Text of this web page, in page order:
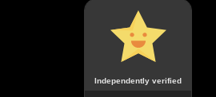
Independently verified